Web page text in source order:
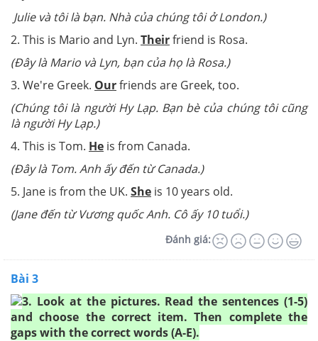
Julie và tôi là bạn. Nhà của chúng tôi ở London.)
2. This is Mario and Lyn. Theirfriend is Rosa.
(Đây là Mario và Lyn, bạn của họ là Rosa.)
3. We're Greek. Ourfriends are Greek, too.
(Chúng tôi là người Hy Lạp. Bạn bè của chúng tôi cũng
là người Hy Lạp.)
4. This is Tom. He is from Canada.
(Đây là Tom. Anh ấy đến từ Canada.)
5. Jane is from the UK. She is 10 years old.
(Jane đến từ Vương quốc Anh. Cô ấy 10 tuổi.)
Đánh giá:
Bài 3
3. Look at the pictures. Read the sentences (1-5)
and choose the correct item. Then complete the
gaps with the correct words (A-E).